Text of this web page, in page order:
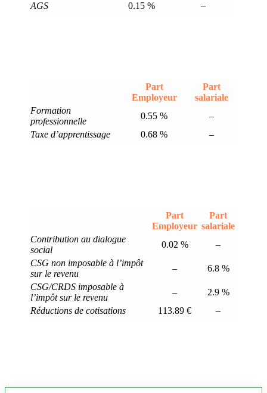
AGS
0.15 % –
Part
Employeur
Part
salariale
Formation
professionnelle
0.55 %
–
Taxe d’apprentissage
0.68 % –
Part
Employeur
Part
salariale
Contribution au dialogue
social
0.02 %
–
CSG non imposable à l’impôt
sur le revenu
–
6.8 %
CSG/CRDS imposable à
l’impôt sur le revenu
–
2.9 %
Réductions de cotisations
113.89 € –